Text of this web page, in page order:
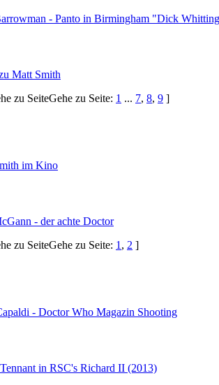
- Panto in Birmingham "Dick
Matt Smith
Gehe zu Seite: 1 ... 7, 8, 9 ]
im Kino
- der achte Doctor
Gehe zu Seite: 1 , 2 ]
- Doctor Who Magazin Shooting
in RSC's Richard II (2013)